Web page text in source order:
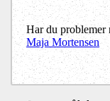
Har du problemer
Maja Mortensen